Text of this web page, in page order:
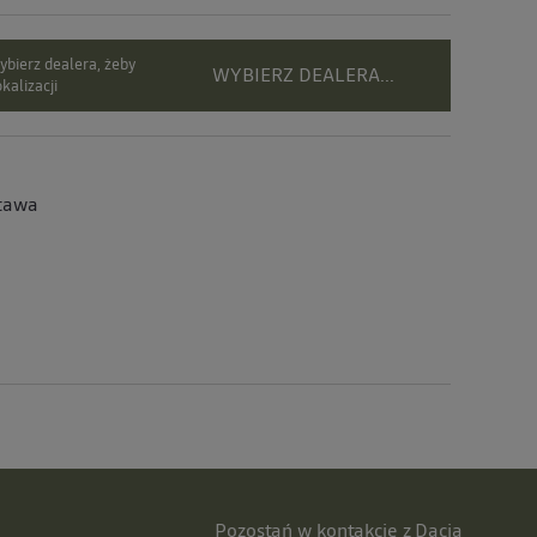
dealera, żeby
WYBIERZ DEALERA...
Pozostań w kontakcie z Dacią